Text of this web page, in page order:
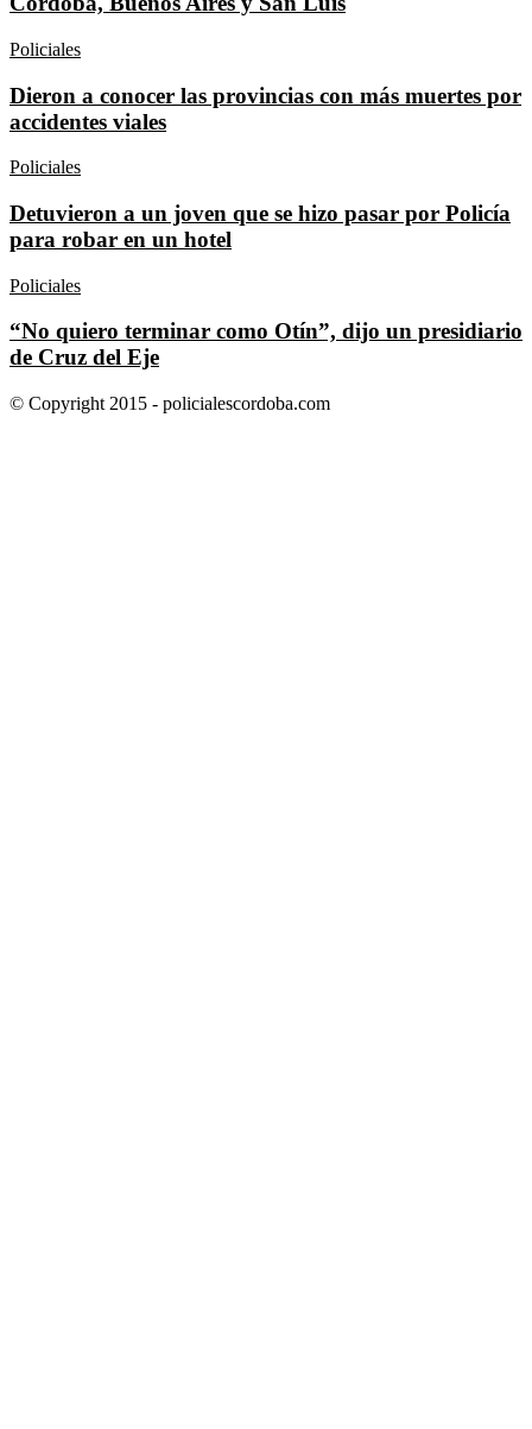
Policiales
Dieron a conocer las provincias con más muertes por
accidentes viales
Policiales
Detuvieron a un joven que se hizo pasar por Policía
para robar en un hotel
Policiales
“No quiero terminar como Otín”, dijo un presidiario
de Cruz del Eje
© Copyright 2015 - policialescordoba.com